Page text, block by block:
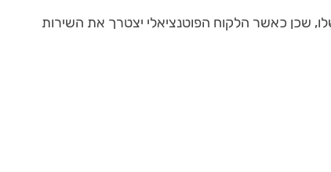
שכן כאשר הלקוח הפוטנציאלי יצטרך את השירות